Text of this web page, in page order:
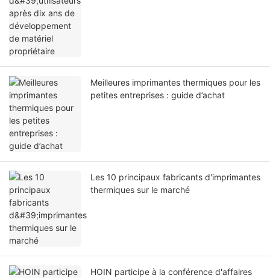
Meilleures imprimantes thermiques pour les
petites entreprises : guide d’achat
Les 10 principaux fabricants d'imprimantes
thermiques sur le marché
HOIN participe à la conférence d'affaires